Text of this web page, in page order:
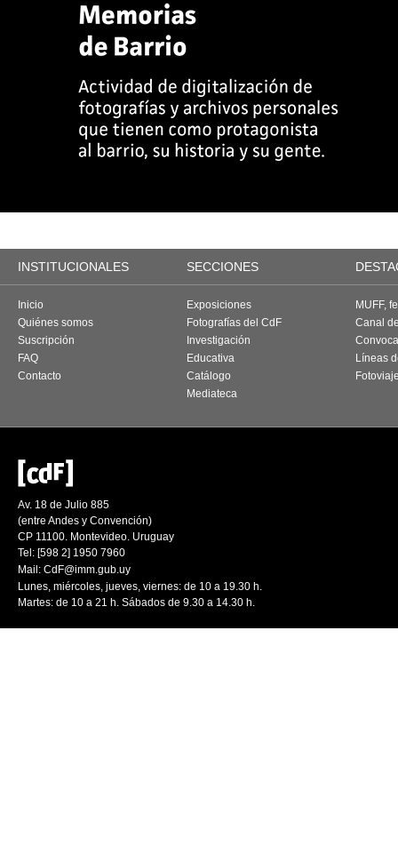
INSTITUCIONALES SECCIONES
Inicio
Quiénes somos
Suscripción
FAQ
Contacto
Exposiciones
Fotografías del CdF
Investigación
Educativa
Catálogo
Mediateca
MUFF,
Canal
Líneas
Av. 18 de Julio 885
(entre Andes y Convención)
CP 11100. Montevideo. Uruguay
Tel: [598 2] 1950 7960
Mail: CdF@imm.gub.uy
Lunes, miércoles, jueves, viernes: de 10 a 19.30 h.
Martes: de 10 a 21 h. Sábados de 9.30 a 14.30 h.